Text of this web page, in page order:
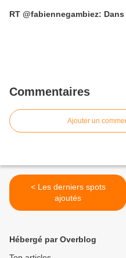
RT @fabiennegambiez:
Commentaires
Ajouter un
< Les derniers spots
ajoutés
Hébergé par Overblog